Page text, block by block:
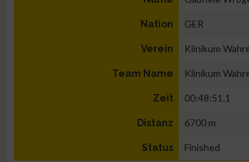
Nation GER
Verein Klinikum
Team Name Klinikum
Zeit 00:48:51.1
Distanz 6700 m
Status Finished